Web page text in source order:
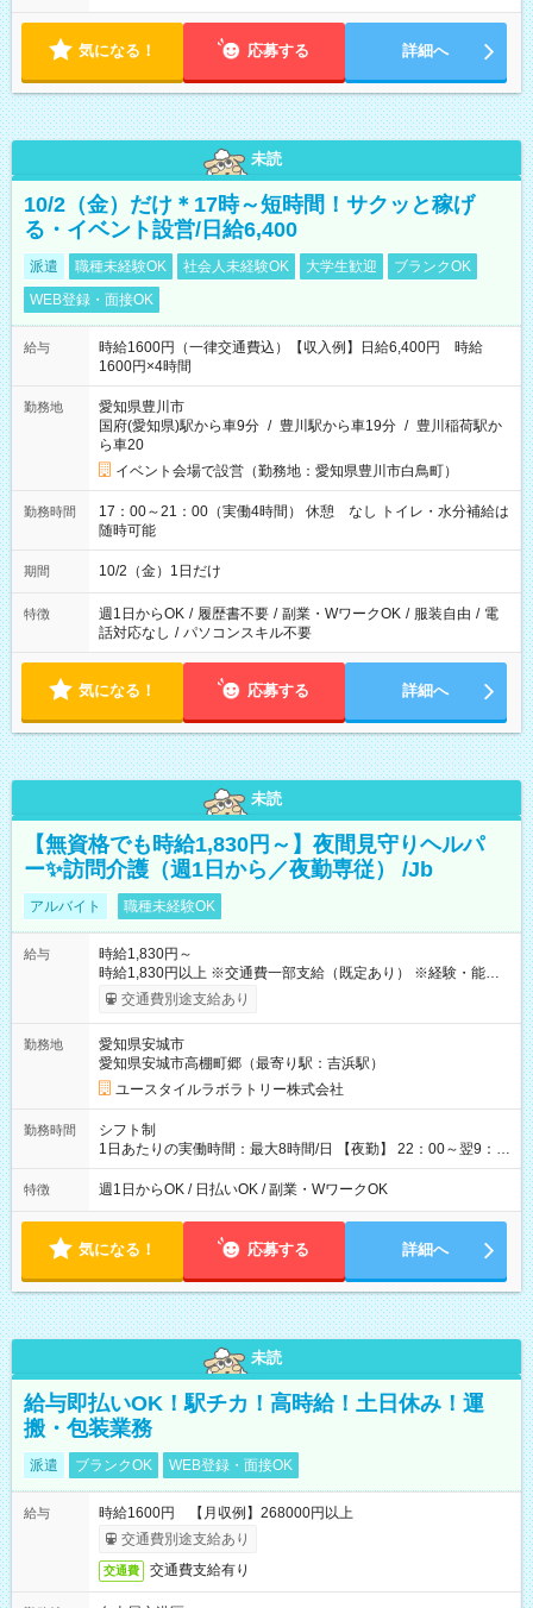
定（毎週同じ曜日勤務）
気になる！ 応募する 詳細へ
未読
10/2（金）だけ＊17時～短時間！サクッと稼げ
る・イベント設営/日給6,400
派遣 職種未経験OK 社会人未経験OK 大学生歓迎
ブランクOK
WEB登録・面接OK
給与
時給1600円（一律交通費込）【収入例】日給6,400円 時給
1600円×4時間
勤務地
愛知県豊川市
国府(愛知県)駅から車9分 / 豊川駅から車19分 / 豊川稲荷駅か
ら車20
イベント会場で設営（勤務地：愛知県豊川市白鳥町）
勤務時間
17：00～21：00（実働4時間） 休憩 なし トイレ・水分補給は
随時可能
期間 10/2（金）1日だけ
特徴 週1日からOK / 履歴書不要 / 副業・WワークOK / 服装自由 / 電
話対応なし / パソコンスキル不要
気になる！ 応募する 詳細へ
未読
【無資格でも時給1,830円～】夜間見守りヘルパ
ー✨訪問介護（週1日から／夜勤専従） /Jb
アルバイト 職種未経験OK
給与
時給1,830円～
時給1,830円以上 ※交通費一部支給（既定あり） ※経験・能力を
考慮して決定します 【収入例】 週1回勤務の場合：1,830円×8時
間×4回=5万8,560円 週3回勤務の場合：1,830円×8時間×12回
月 ※ 雇用形態と給与に、本採用時と異なる部分があります。 雇
用形態：本採用時と同じです。 給与：時給 1,570円以上
交通費別途支給あり
勤務地
愛知県安城市
愛知県安城市高棚町郷（最寄り駅：吉浜駅）
ユースタイルラボラトリー株式会社
勤務時間
シフト制
1日あたりの実働時間：最大8時間/日 【夜勤】 22：00～翌9：
00 ※週1日～OK ／ 夜勤専従 ＊＊ 勤務時間例 ＊＊ ■22時か
ら翌7時 ■23時から翌8時 ■24時から翌9時 など ※上記の時間
ます。 ※曜日固定（毎週同じ曜日での勤務となります）
特徴 週1日からOK / 日払いOK / 副業・WワークOK
気になる！ 応募する 詳細へ
未読
給与即払いOK！駅チカ！高時給！土日休み！運
搬・包装業務
派遣 ブランクOK WEB登録・面接OK
給与
時給1600円 【月収例】268000円以上
交通費別途支給あり
交通費 交通費支給有り